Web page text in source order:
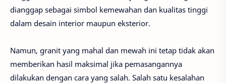
dianggap sebagai simbol kemewahan dan kualitas tinggi
dalam desain interior maupun eksterior.
Namun, granit yang mahal dan mewah ini tetap tidak akan
memberikan hasil maksimal jika pemasangannya
dilakukan dengan cara yang salah. Salah satu kesalahan